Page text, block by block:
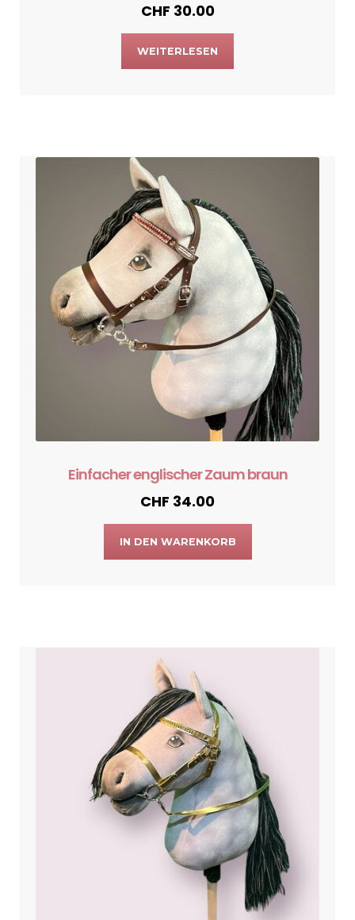
CHF 30.00
WEITERLESEN
Einfacher englischer Zaum braun
CHF 34.00
IN DEN WARENKORB